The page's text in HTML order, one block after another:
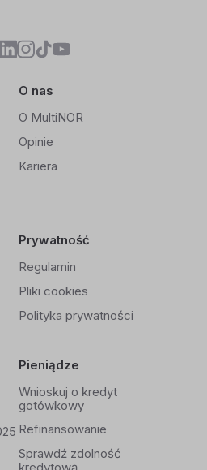
O nas
O MultiNOR
Opinie
Kariera
Prywatność
Regulamin
Pliki cookies
Polityka prywatności
Pieniądze
Wnioskuj o kredyt
gotówkowy
Refinansowanie
Sprawdź zdolność